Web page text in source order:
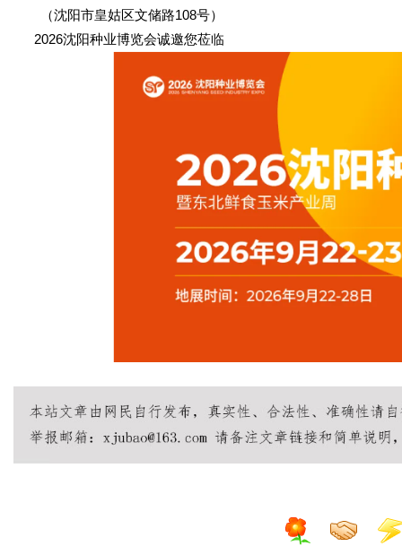
（沈阳市皇姑区文储路108号）
2026沈阳种业博览会诚邀您莅临